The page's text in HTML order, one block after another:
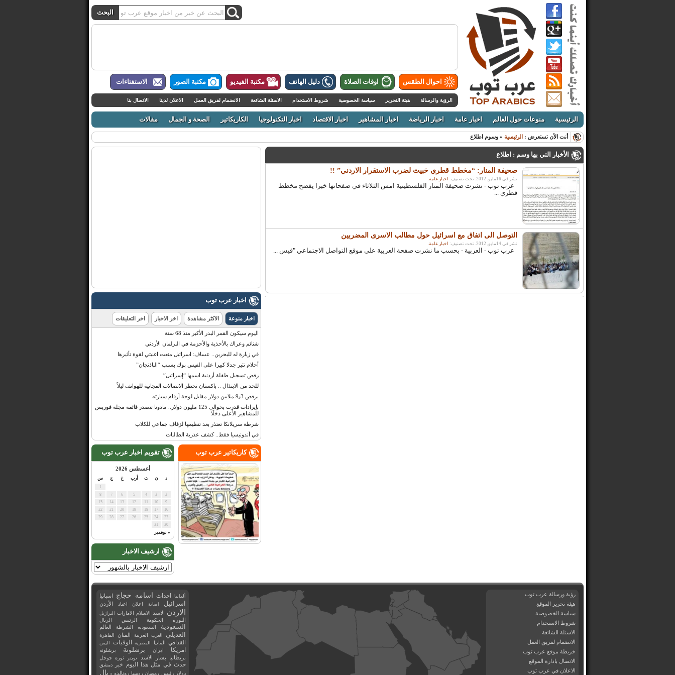
احوال الطقس اوقات الصلاة دليل الهاتف مكتبة الفيديو مكتبة الصور الاستفتاءات
الرؤية والرسالة هيئة التحرير سياسة الخصوصية شروط الاستخدام الاسئلة الشائعة الانضمام لفريق العمل الاعلان لدينا الاتصال بنا
الرئيسية منوعات حول العالم اخبار عامة اخبار الرياضة اخبار المشاهير اخبار الاقتصاد اخبار التكنولوجيا الكاريكاتير الصحة و الجمال مقالات
أنت الأن تستعرض : الرئيسية » وسوم اطلاع
الأخبار التي بها وسم : اطلاع
صحيفة المنار: “مخطط قطري خبيث لضرب الاستقرار الاردني” !!
نشر فى 16مايو, 2012. تحت تصنيف: اخبار عامة.
عرب توب - نشرت صحيفة المنار الفلسطينية امس الثلاثاء في صفحاتها خبرا يفضح مخطط
قطري ...
التوصل الى اتفاق مع اسرائيل حول مطالب الاسرى المضربين
نشر فى 14مايو, 2012. تحت تصنيف: اخبار عامة.
عرب توب - العربية - بحسب ما نشرت صفحة العربية على موقع التواصل الاجتماعي "فيس ...
اخبار عرب توب
اخبار منوعة الاكثر مشاهدة اخر الاخبار اخر التعليقات
اليوم سيكون القمر البدر الأكبر منذ 68 سنة
شتائم وعراك بالأحذية والأحزمة في البرلمان الأردني
في زيارة له للبحرين.. عساف: اسرائيل منعت اغنيتي لقوة تأثيرها
أحلام تثير جدلا كبيرا على الفيس بوك بسبب “الباذنجان”
رفض تسجيل طفلة أردنية اسمها “إسرائيل”
للحد من الابتذال .. باكستان تحظر الاتصالات المجانية للهواتف ليلاً
يرفض 9٫3 ملايين دولار مقابل لوحة أرقام سيارته
بإيرادات قدرت بحوالي 125 مليون دولار.. مادونا تتصدر قائمة مجلة فوربس
للمشاهير الأعلى دخلًا
شرطة سريلانكا تعتذر بعد تنظيمها لزفاف جماعي للكلاب
في أندونيسيا فقط.. كشف عذرية الطالبات
تقويم اخبار عرب توب
أغسطس 2026
د ن ث أرب خ ج س
« نوفمبر
2
3
4
5
6
7
8
9
10
12
13
14
15
16
17
18
19
20
21
22
23
24
25
26
27
28
29
30
31
ارشيف الاخبار
كاريكاتير عرب توب
رؤية ورسالة عرب توب
هيئة تحرير الموقع
سياسة الخصوصية
شروط الاستخدام
الاسئلة الشائعة
الانضمام لفريق العمل
خريطة موقع عرب توب
الاتصال بادارة الموقع
الاعلان في عرب توب
ألمانيا احداث اسامه حجاج اسبانيا
اسرائيل اصابة اعلان اعياد الأردن
الاردن الاسد الاسلام الامارات البرازيل
الثورة الحكومة الرئيس الريال
السعودية السعوديه الشرطة العالم
العديلي العرب العربية الفنان القاهرة
القذافي المانيا المصرية الوفيات اليمن
امريكا ايران برشلونة برشلونه
بريطانيا بشار الاسد تويتر ثورة جوجل
حدث في مثل هذا اليوم خبر
دمشق
دولار
رئيس رمضان روسيا رونالدو ريال